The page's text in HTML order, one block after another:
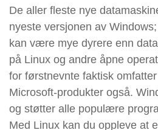
De aller fleste nye
nyeste versjonen av
kan være mye dyrere enn
på Linux og andre åpne
for førstnevnte faktisk
Microsoft-produkter også.
og støtter alle populære
Med Linux kan du oppleve at